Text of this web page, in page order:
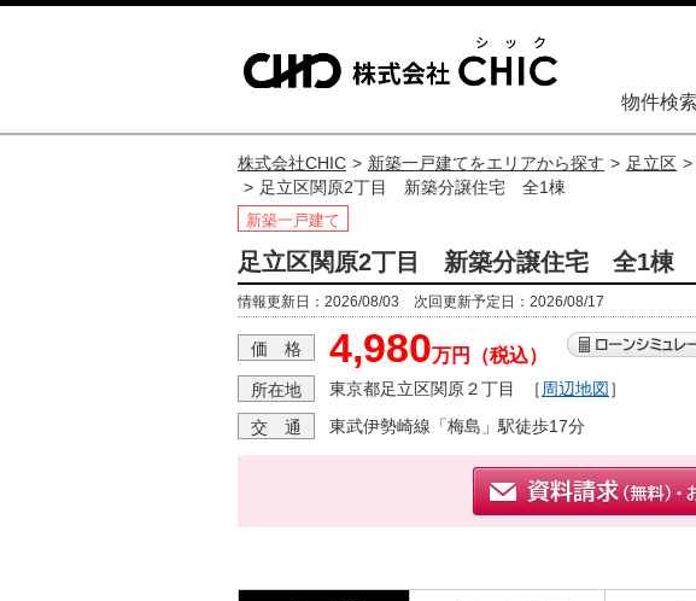
物件検索
株式会社CHIC 新築一戸建てをエリアから探す 足立区
足立区関原2丁目 新築分譲住宅 全1棟
新築一戸建て
足立区関原2丁目 新築分譲住宅 全1棟
情報更新日：2026/08/03 次回更新予定日：2026/08/17
価 格 4,980万円（税込）
所在地 東京都足立区関原２丁目 ［ 周辺地図］
交 通 東武伊勢崎線「梅島」駅徒歩17分